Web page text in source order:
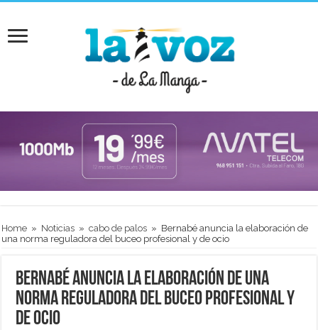
Home » Noticias » cabo de palos » Bernabé anuncia la elaboración de
una norma reguladora del buceo profesional y de ocio
Bernabé anuncia la elaboración de una
norma reguladora del buceo profesional y
de ocio